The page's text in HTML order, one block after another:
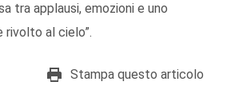
tra applausi, emozioni e uno
rivolto al cielo”.
Stampa questo articolo